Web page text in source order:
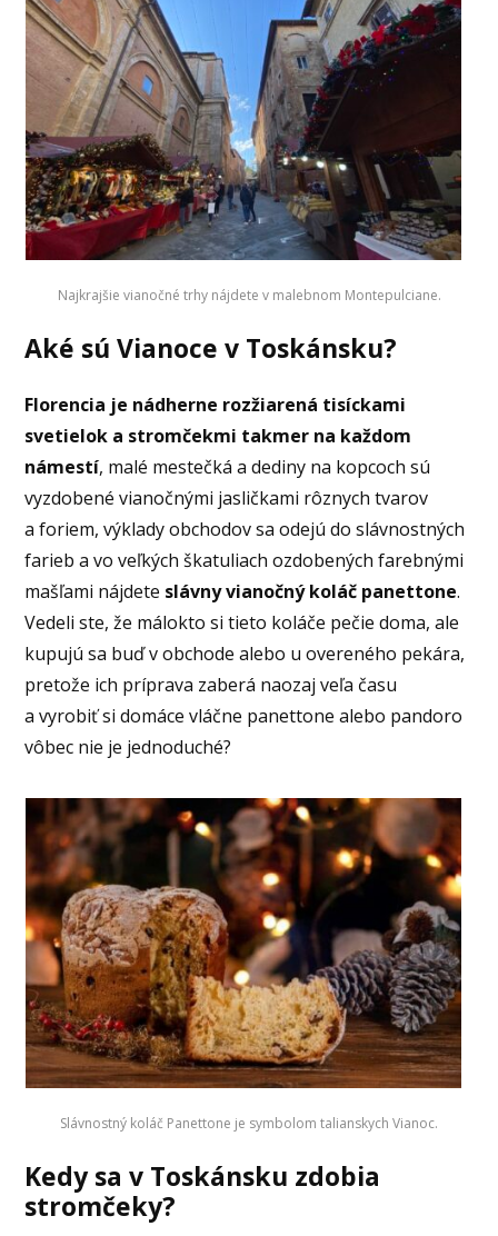
Najkrajšie vianočné trhy nájdete v malebnom Montepulciane.
Aké sú Vianoce v Toskánsku?
Florencia je nádherne rozžiarená tisíckami
svetielok a stromčekmi takmer na každom
námestí, malé mestečká a dediny na kopcoch sú
vyzdobené vianočnými jasličkami rôznych tvarov
a foriem, výklady obchodov sa odejú do slávnostných
farieb a vo veľkých škatuliach ozdobených farebnými
mašľami nájdete slávny vianočný koláč panettone.
Vedeli ste, že málokto si tieto koláče pečie doma, ale
kupujú sa buď v obchode alebo u overeného pekára,
pretože ich príprava zaberá naozaj veľa času
a vyrobiť si domáce vláčne panettone alebo pandoro
vôbec nie je jednoduché?
Slávnostný koláč Panettone je symbolom talianskych Vianoc.
Kedy sa v Toskánsku zdobia
stromčeky?